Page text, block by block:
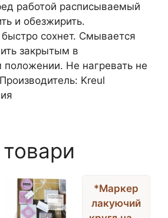
работой расписываемый
и обезжирить.
быстро сохнет. Смывается
закрытым в
положении. Не нагревать не
Kreul
товари
*Маркер
лакуючий